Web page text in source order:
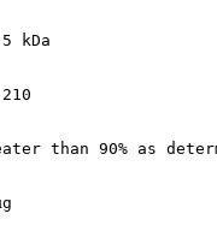
kDa
than 90% as